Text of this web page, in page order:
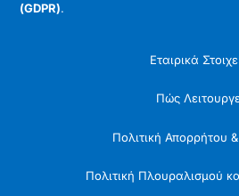
(GDPR).
Εταιρικά
Πώς
Πολιτική Απορρήτου
Πολιτική Πλουραλισμού